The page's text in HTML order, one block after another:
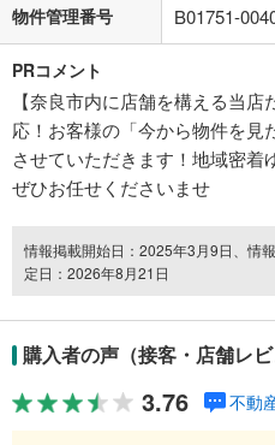
物件管理番号 B01751-
PRコメント
【奈良市内に店舗を構える当
応！お客様の「今から物件を見
させていただきます！地域密
ぜひお任せくださいませ
情報掲載開始日：2025年3月9日、情
定日：2026年8月21日
購入者の声（接客・店舗レビ
3.76 不動